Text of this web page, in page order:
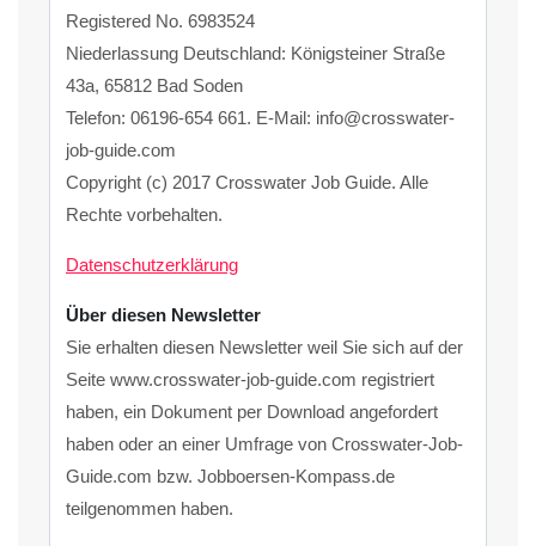
Registered No. 6983524
Niederlassung Deutschland: Königsteiner Straße
43a, 65812 Bad Soden
Telefon: 06196-654 661. E-Mail: info@crosswater-
job-guide.com
Copyright (c) 2017 Crosswater Job Guide. Alle
Rechte vorbehalten.
Datenschutzerklärung
Über diesen Newsletter
Sie erhalten diesen Newsletter weil Sie sich auf der
Seite www.crosswater-job-guide.com registriert
haben, ein Dokument per Download angefordert
haben oder an einer Umfrage von Crosswater-Job-
Guide.com bzw. Jobboersen-Kompass.de
teilgenommen haben.